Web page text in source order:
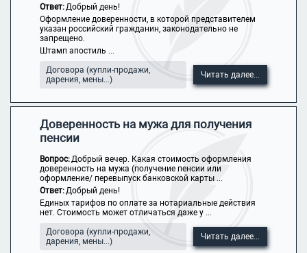
Ответ:Добрый день!
Оформление доверенности, в которой представителем
указан российский гражданин, законодательно не
запрещено.
Штамп апостиль ...
Договора (купли-продажи,
дарения, мены...)
Читать далее...
Доверенность на мужа для получения
пенсии
Вопрос:Добрый вечер. Какая стоимость оформления
доверенность на мужа (получение пенсии или
оформление/ перевыпуск банковской карты ...
Ответ:Добрый день!
Единых тарифов по оплате за нотариальные действия
нет. Стоимость может отличаться даже у ...
Договора (купли-продажи,
дарения, мены...)
Читать далее...